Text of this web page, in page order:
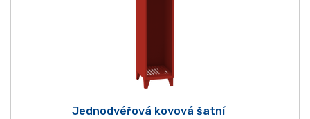
Jednodvéřová kovová šatní